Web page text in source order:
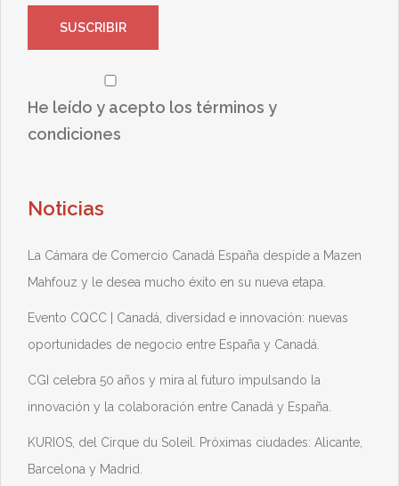
He leído y acepto los términos y
condiciones
Noticias
La Cámara de Comercio Canadá España despide a Mazen
Mahfouz y le desea mucho éxito en su nueva etapa.
Evento CQCC | Canadá, diversidad e innovación: nuevas
oportunidades de negocio entre España y Canadá.
CGI celebra 50 años y mira al futuro impulsando la
innovación y la colaboración entre Canadá y España.
KURIOS, del Cirque du Soleil. Próximas ciudades: Alicante,
Barcelona y Madrid.